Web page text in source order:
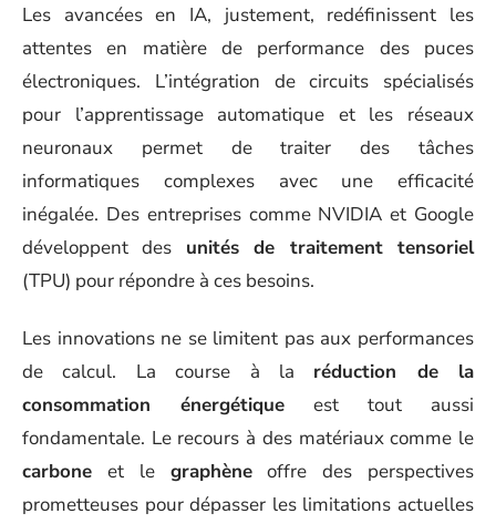
Les avancées en IA, justement, redéfinissent les
attentes en matière de performance des puces
électroniques. L’intégration de circuits spécialisés
pour l’apprentissage automatique et les réseaux
neuronaux permet de traiter des tâches
informatiques complexes avec une efficacité
inégalée. Des entreprises comme NVIDIA et Google
développent des unités de traitement tensoriel
(TPU) pour répondre à ces besoins.
Les innovations ne se limitent pas aux performances
de calcul. La course à la réduction de la
consommation énergétique est tout aussi
fondamentale. Le recours à des matériaux comme le
carbone et le graphèneoffre des perspectives
prometteuses pour dépasser les limitations actuelles